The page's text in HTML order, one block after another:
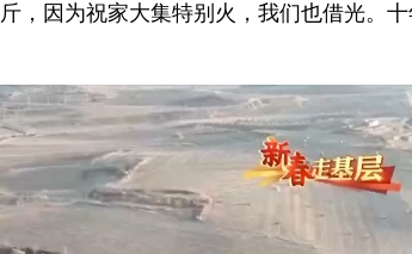
，因为祝家大集特别火，我们也借光。